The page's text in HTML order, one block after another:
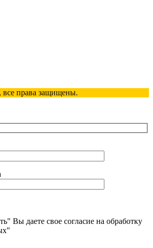
права защищены.
Вы даете свое согласие на обработку